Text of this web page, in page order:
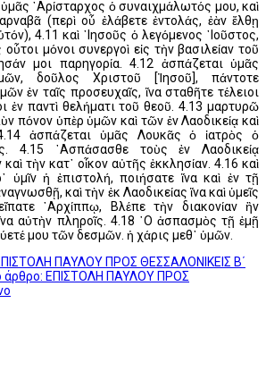
᾽Αρίσταρχος ὁ συναιχμάλωτός μου, καὶ
(περὶ οὗ ἐλάβετε ἐντολάς, ἐὰν ἔλθῃ
4.11 καὶ ᾽Ιησοῦς ὁ λεγόμενος ᾽Ιοῦστος,
μόνοι συνεργοὶ εἰς τὴν βασιλείαν τοῦ
μοι παρηγορία. 4.12 ἀσπάζεται ὑμᾶς
δοῦλος Χριστοῦ [Ἰησοῦ], πάντοτε
ἐν ταῖς προσευχαῖς, ἵνα σταθῆτε τέλειοι
ἐν παντὶ θελήματι τοῦ θεοῦ. 4.13 μαρτυρῶ
πόνον ὑπὲρ ὑμῶν καὶ τῶν ἐν Λαοδικείᾳ καὶ
ἀσπάζεται ὑμᾶς Λουκᾶς ὁ ἰατρὸς ὁ
4.15 ᾽Ασπάσασθε τοὺς ἐν Λαοδικείᾳ
τὴν κατ᾽ οἶκον αὐτῆς ἐκκλησίαν. 4.16 καὶ
ὑμῖν ἡ ἐπιστολή, ποιήσατε ἵνα καὶ ἐν τῇ
καὶ τὴν ἐκ Λαοδικείας ἵνα καὶ ὑμεῖς
᾽Αρχίππῳ, Βλέπε τὴν διακονίαν ἣν
αὐτὴν πληροῖς. 4.18 ῾Ο ἀσπασμὸς τῇ ἐμῇ
μου τῶν δεσμῶν. ἡ χάρις μεθ᾽ ὑμῶν.
ΠΑΥΛΟΥ ΠΡΟΣ ΘΕΣΣΑΛΟΝΙΚΕΙΣ Β΄
άρθρο: ΕΠΙΣΤΟΛΗ ΠΑΥΛΟΥ ΠΡΟΣ